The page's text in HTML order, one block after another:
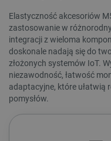
Elastyczność akcesoriów
zastosowanie w
integracji z wieloma
doskonale nadają się do
złożonych systemów IoT.
niezawodność, łatwość
adaptacyjne, które ułatwią
pomysłów.
__cf_bm